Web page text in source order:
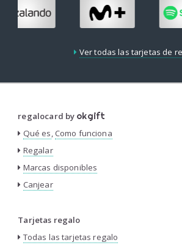
Ver todas las tarjetas de
regalocard by okgift
Qué es, Como funciona
Regalar
Marcas disponibles
Canjear
Tarjetas regalo
Todas las tarjetas regalo